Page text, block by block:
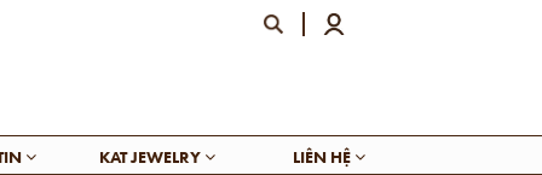
KAT JEWELRY LIÊN HỆ